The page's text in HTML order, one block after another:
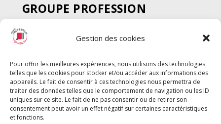
Gestion des cookies
Pour offrir les meilleures expériences, nous utilisons des technologies
telles que les cookies pour stocker et/ou accéder aux informations des
appareils. Le fait de consentir à ces technologies nous permettra de
traiter des données telles que le comportement de navigation ou les ID
uniques sur ce site. Le fait de ne pas consentir ou de retirer son
consentement peut avoir un effet négatif sur certaines caractéristiques
et fonctions.
GROUPE PROFESSION
SPECTACLE
Chèque Intermittents
Chèque Compta
Chèque Emploi Spectacle
G-Pods
Profession Audio-visuel